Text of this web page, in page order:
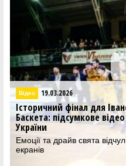
Відео 19.03.2026
Історичний фінал для
Баскета: підсумкове
України
Емоції та драйв свята
екранів